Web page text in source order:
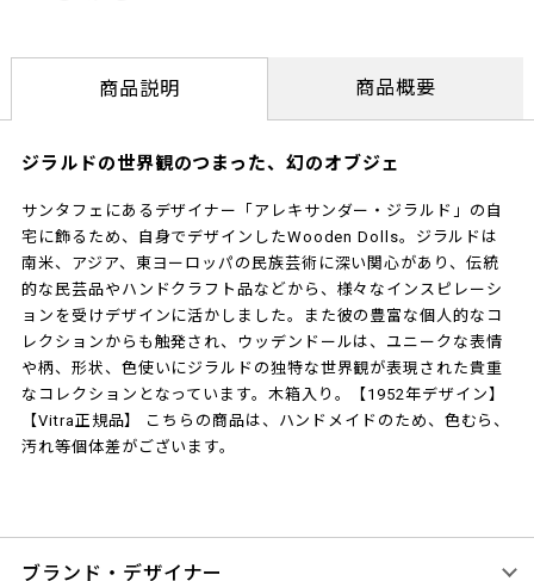
商品説明 商品概要
ジラルドの世界観のつまった、幻のオブジェ
サンタフェにあるデザイナー「アレキサンダー・ジラルド」の自
宅に飾るため、自身でデザインしたWooden Dolls。ジラルドは
南米、アジア、東ヨーロッパの民族芸術に深い関心があり、伝統
的な民芸品やハンドクラフト品などから、様々なインスピレーシ
ョンを受けデザインに活かしました。また彼の豊富な個人的なコ
レクションからも触発され、ウッデンドールは、ユニークな表情
や柄、形状、色使いにジラルドの独特な世界観が表現された貴重
なコレクションとなっています。木箱入り。【1952年デザイン】
【Vitra正規品】 こちらの商品は、ハンドメイドのため、色むら、
汚れ等個体差がございます。
ブランド・デザイナー